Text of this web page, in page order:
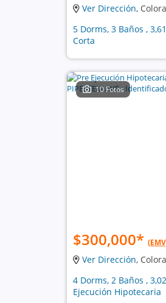
Ver Dirección,
5 Dorms, 3 Baños ,
Corta
10 Fotos
$300,000*
Ver Dirección,
4 Dorms, 2 Baños ,
Ejecución Hipotecaria